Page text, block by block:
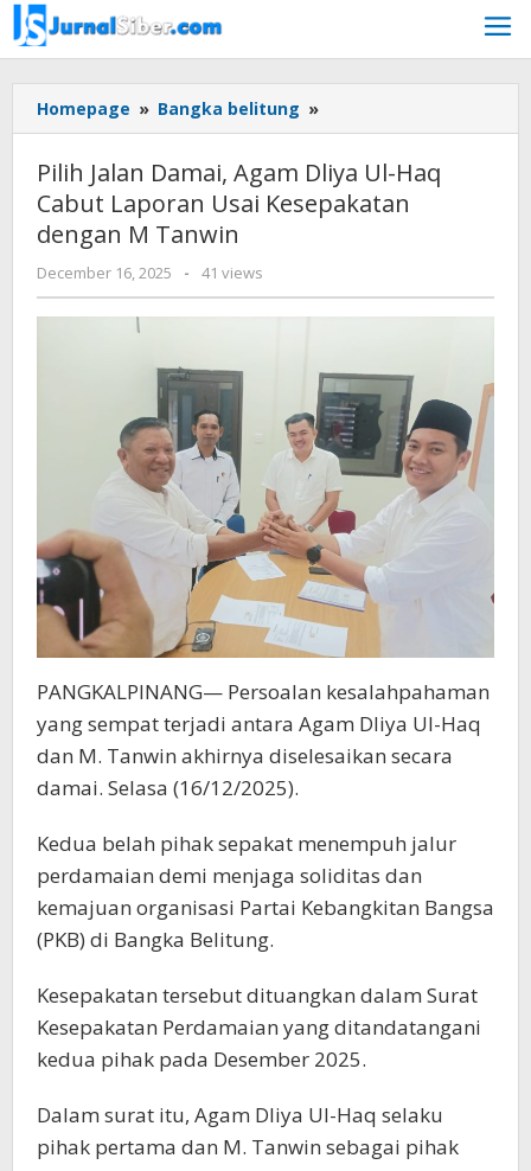
Skip
to
content
Homepage » Bangka belitung »
Jalan
Agam
Dliya
Laporan
dengan
M
Tanwin
Pilih Jalan Damai, Agam Dliya Ul-Haq
Cabut Laporan Usai Kesepakatan
dengan M Tanwin
December 16, 2025
by
faras
prakasa
- 41 views
PANGKALPINANG— Persoalan kesalahpahaman
yang sempat terjadi antara Agam Dliya Ul-Haq
dan M. Tanwin akhirnya diselesaikan secara
damai. Selasa (16/12/2025).
Kedua belah pihak sepakat menempuh jalur
perdamaian demi menjaga soliditas dan
kemajuan organisasi Partai Kebangkitan Bangsa
(PKB) di Bangka Belitung.
Kesepakatan tersebut dituangkan dalam Surat
Kesepakatan Perdamaian yang ditandatangani
kedua pihak pada Desember 2025.
Dalam surat itu, Agam Dliya Ul-Haq selaku
pihak pertama dan M. Tanwin sebagai pihak